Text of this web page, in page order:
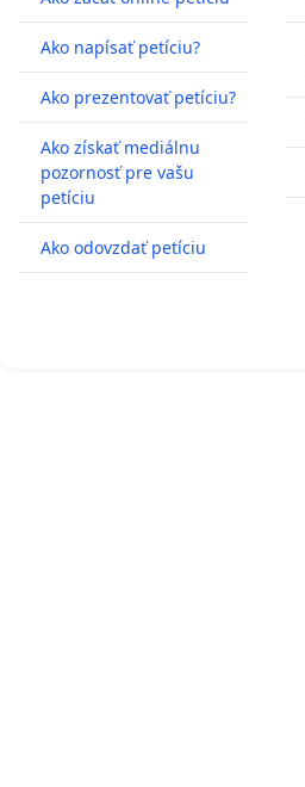
Ako napísať petíciu?
Ako prezentovať petíciu?
Ako získať mediálnu
pozornosť pre vašu
petíciu
Ako odovzdať petíciu